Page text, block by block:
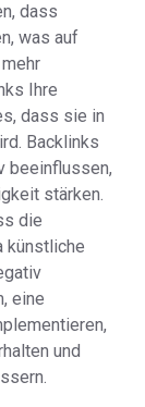
dass
was auf
Ihre
dass sie in
Backlinks
beeinflussen,
stärken.
die
künstliche
eine
und